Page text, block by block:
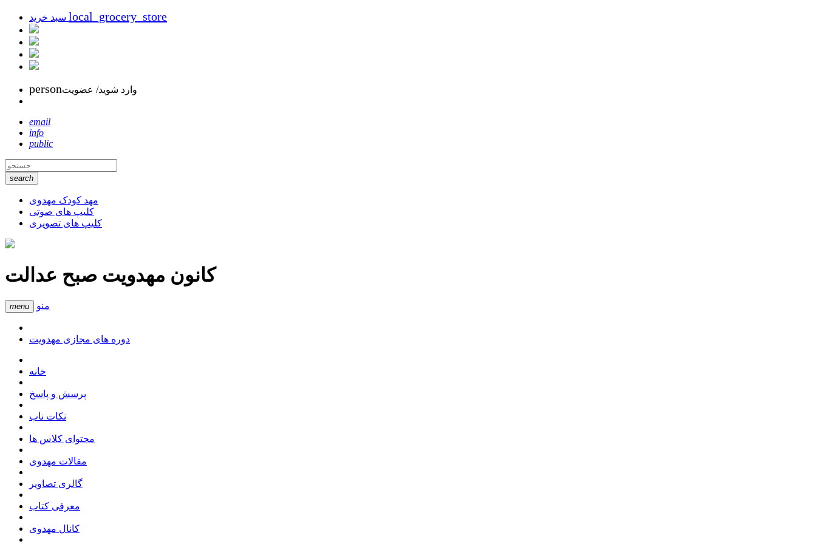
local_grocery_store
personوارد شوید/ عضویت
email
info
public
search
مهد کودک مهدوی
کلیپ های صوتی
کلیپ های تصویری
کانون مهدویت صبح عدالت
menu منو
دوره های مجازی مهدویت
خانه
پرسش و پاسخ
نکات ناب
محتوای کلاس ها
مقالات مهدوی
گالری تصاویر
معرفی کتاب
کانال مهدوی